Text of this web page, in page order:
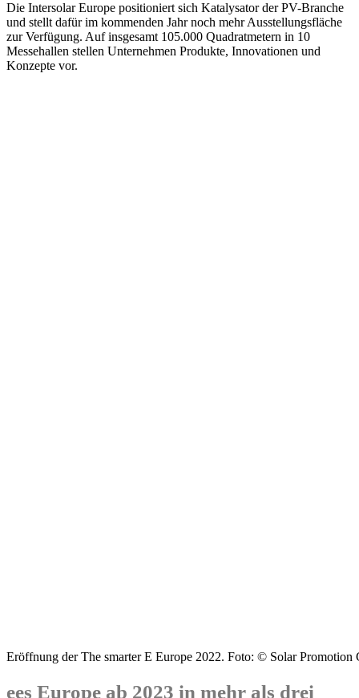
Die Intersolar Europe positioniert sich Katalysator der PV-Branche
und stellt dafür im kommenden Jahr noch mehr Ausstellungsfläche
zur Verfügung. Auf insgesamt 105.000 Quadratmetern in 10
Messehallen stellen Unternehmen Produkte, Innovationen und
Konzepte vor.
Eröffnung der The smarter E Europe 2022. Foto: © Solar Promotion
ees Europe ab 2023 in mehr als drei